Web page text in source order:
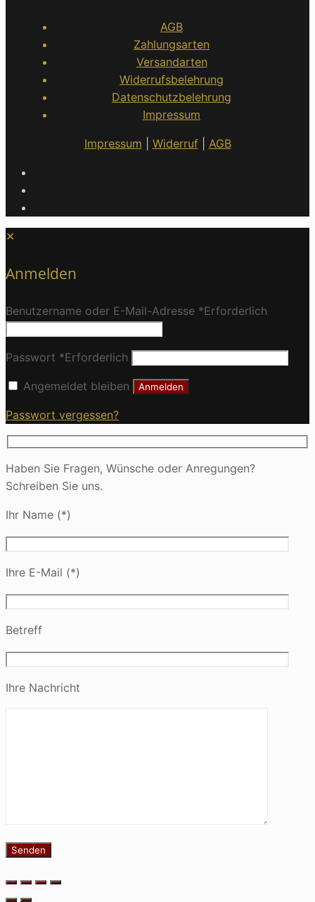
AGB
Zahlungsarten
Versandarten
Widerrufsbelehrung
Datenschutzbelehrung
Impressum
Impressum Widerruf| AGB
✕
Anmelden
Benutzername oder E-Mail-Adresse *Erforderlich
Passwort *Erforderlich
Angemeldet bleiben Anmelden
Passwort vergessen?
Haben Sie Fragen, Wünsche oder Anregungen?
Schreiben Sie uns.
Ihr Name (*)
Ihre E-Mail (*)
Betreff
Ihre Nachricht